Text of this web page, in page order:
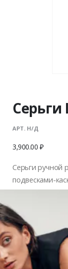
Серьги
АРТ. Н/Д
3,900.00 ₽
Cерьги ручной
подвесками-
кристаллов.
Украшение
бархатный
подойдет в